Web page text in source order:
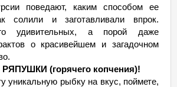
поведают, каким способом ее
солили и заготавливали впрок.
удивительных, а порой даже
о красивейшем и загадочном
(горячего копчения)!
уникальную рыбку на вкус, поймете,